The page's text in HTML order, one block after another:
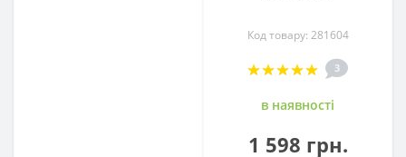
Код товару: 281604
3
в наявностi
1 598 грн.